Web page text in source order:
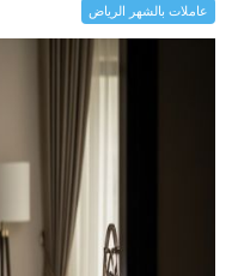
عاملات بالشهر الرياض